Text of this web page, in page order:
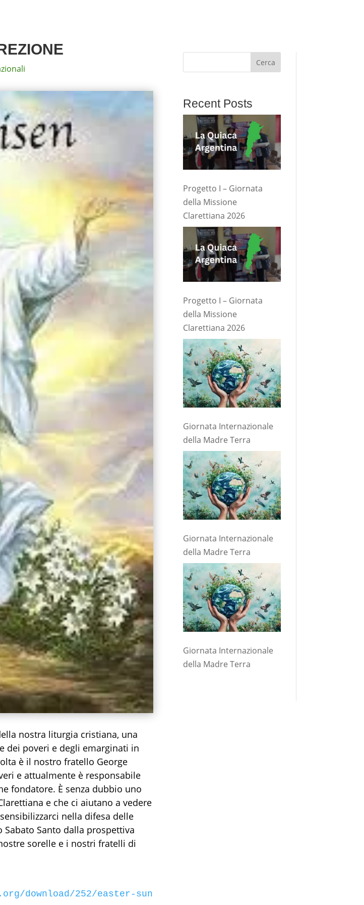
nostra liturgia cristiana, una
dei poveri e degli emarginati in
è il nostro fratello George
e attualmente è responsabile
fondatore. È senza dubbio uno
e che ci aiutano a vedere
nella difesa delle
Santo dalla prospettiva
sorelle e i nostri fratelli di
download/252/easter-sunday/4583/it-let-them-rise-with-
Cerca
Recent Posts
Progetto I – Giornata
della Missione
Clarettiana 2026
Progetto I – Giornata
della Missione
Clarettiana 2026
Giornata Internazionale
della Madre Terra
Giornata Internazionale
della Madre Terra
Giornata Internazionale
della Madre Terra